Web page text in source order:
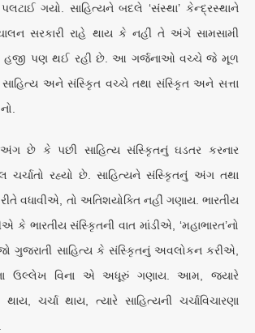
ગયો. સાહિત્યને બદલે ‘સંસ્થા’ કેન્દ્રસ્થાને
સરકારી રાહે થાય કે નહીં તે અંગે સામસામી
પણ થઈ રહી છે. આ ગર્જનાઓ વચ્ચે જે મૂળ
સાહિત્ય અને સંસ્કૃિત વચ્ચે તથા સંસ્કૃિત અને સત્તા
અંગ છે કે પછી સાહિત્ય સંસ્કૃિતનું ઘડતર કરનાર
ચર્ચાતો રહ્યો છે. સાહિત્યને સંસ્કૃિતનું અંગ તથા
વધાવીએ, તો અતિશયોક્તિ નહીં ગણાય. ભારતીય
કે ભારતીય સંસ્કૃિતની વાત માંડીએ, ‘મહાભારત’નો
ગુજરાતી સાહિત્ય કે સંસ્કૃિતનું અવલોકન કરીએ,
ઉલ્લેખ વિના એ અધૂરું ગણાય. આમ, જ્યારે
થાય, ચર્ચા થાય, ત્યારે સાહિત્યની ચર્ચાવિચારણા